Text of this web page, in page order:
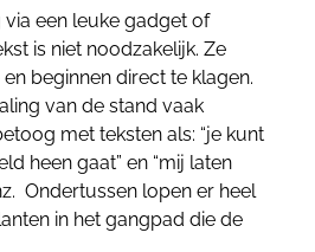
via een leuke gadget of
is niet noodzakelijk. Ze
beginnen direct te klagen.
van de stand vaak
met teksten als: “je kunt
heen gaat” en “mij laten
Ondertussen lopen er heel
in het gangpad die de